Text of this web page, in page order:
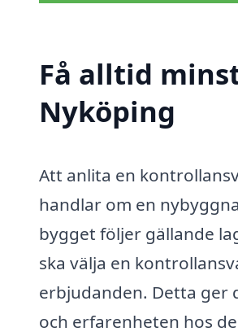
Få alltid
Nyköping
Att anlita en
handlar om en
bygget följer gällande
ska välja en
erbjudanden. Detta ger
och erfarenheten hos